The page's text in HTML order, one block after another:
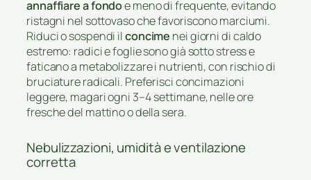
annaffiare a fondoe meno di frequente, evitando
ristagni nel sottovaso che favoriscono marciumi.
Riduci o sospendi ilconcime nei giorni di caldo
estremo: radici e foglie sono già sotto stress e
faticano a metabolizzare i nutrienti, con rischio di
bruciature radicali. Preferisci concimazioni
leggere, magari ogni 3–4 settimane, nelle ore
fresche del mattino o della sera.
Nebulizzazioni, umidità e ventilazione
corretta